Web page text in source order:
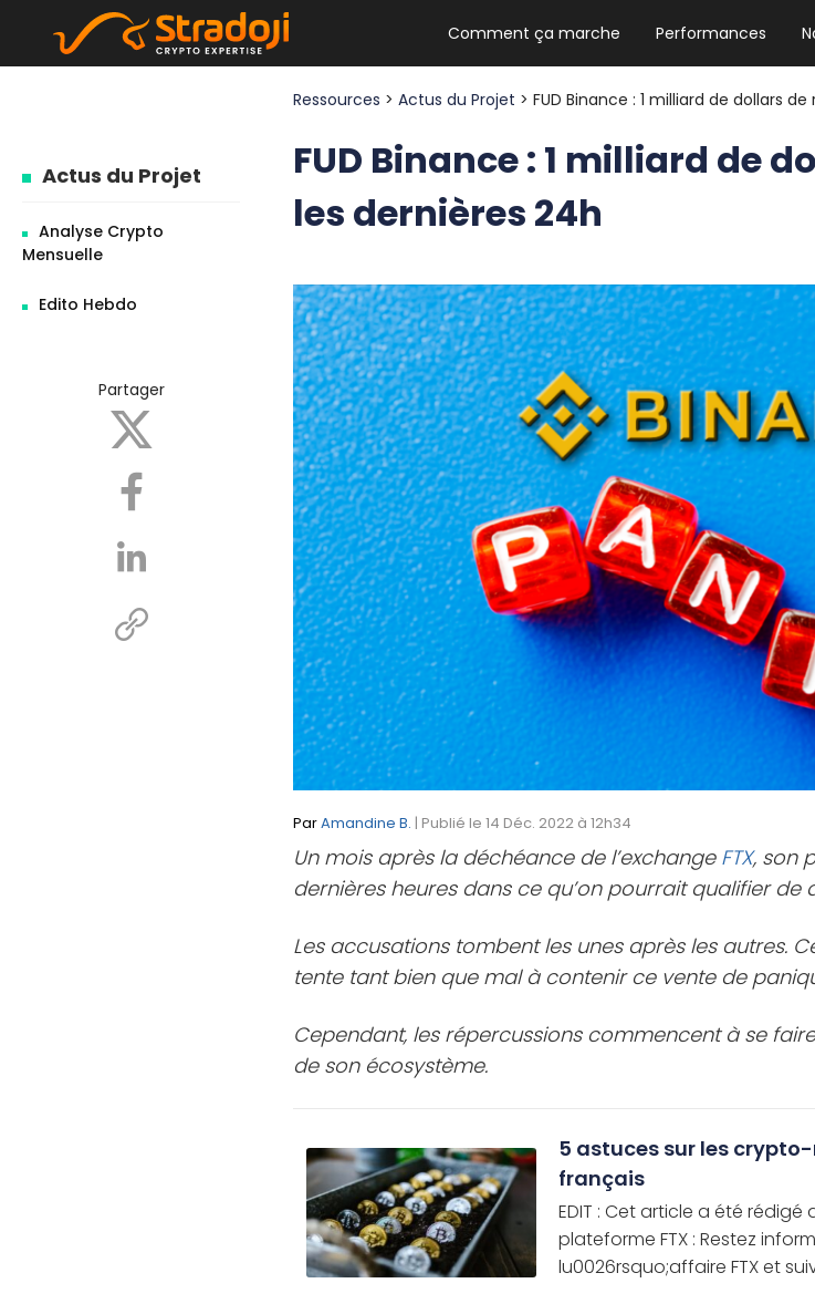
Comment ça marche Performances
NEWSLETTER
Les news crypto
Actus du Projet
Analyse Crypto
Mensuelle
Edito Hebdo
Partager
Ressources >Actus du Projet > FUD Binance : 1 milliard de dollars
FUD Binance : 1 milliard de
les dernières 24h
ParAmandine B. | Publié le 14 Déc. 2022 à 12h34
Un mois après la déchéance de l’exchange FTX, son
dernières heures dans ce qu’on pourrait qualifier de
Les accusations tombent les unes après les autres.
tente tant bien que mal à contenir ce vente de
Cependant, les répercussions commencent à se
de son écosystème.
5 astuces sur les
français
EDIT : Cet article a été
plateforme FTX : Restez
lu0026rsquo;affaire FTX et